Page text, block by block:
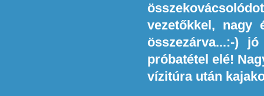
vezetőkkel, nagy
összezárva...:-)
próbatétel elé!
vízitúra után